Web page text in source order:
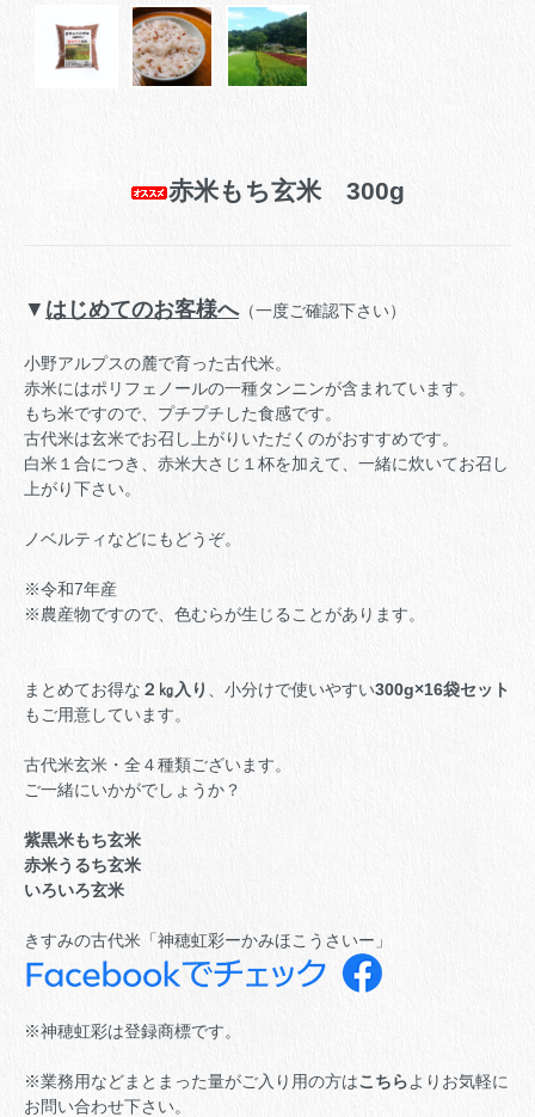
赤米もち玄米 300g
▼ はじめてのお客様へ（一度ご確認下さい）
小野アルプスの麓で育った古代米。
赤米にはポリフェノールの一種タンニンが含まれています。
もち米ですので、プチプチした食感です。
古代米は玄米でお召し上がりいただくのがおすすめです。
白米１合につき、赤米大さじ１杯を加えて、一緒に炊いてお召し
上がり下さい。
ノベルティなどにもどうぞ。
※令和7年産
※農産物ですので、色むらが生じることがあります。
まとめてお得な ２㎏入り 、小分けで使いやすい300g×16袋セット
もご用意しています。
古代米玄米・全４種類ございます。
ご一緒にいかがでしょうか？
紫黒米もち玄米
赤米うるち玄米
いろいろ玄米
きすみの古代米「神穂虹彩ーかみほこうさいー」
※神穂虹彩は登録商標です。
※業務用などまとまった量がご入り用の方はこちらよりお気軽に
お問い合わせ下さい。